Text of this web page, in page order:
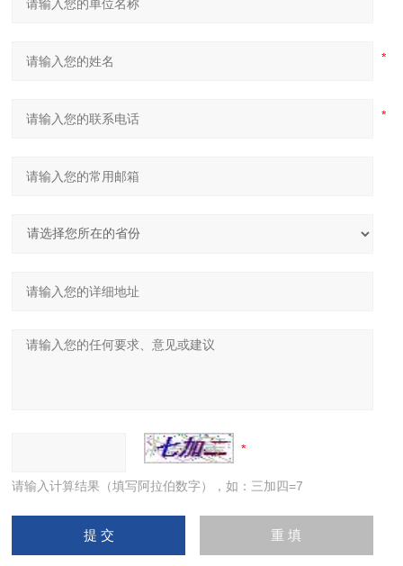
请输入计算结果（填写阿拉伯数字），如：三加四=7